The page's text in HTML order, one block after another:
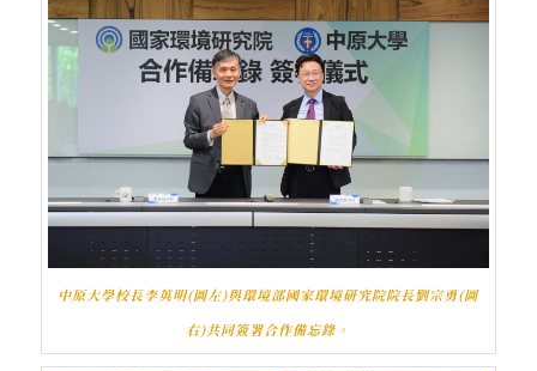
中原大學校長李英明(圖左)與環境部國家環境研究院院長劉宗勇(圖
右)共同簽署合作備忘錄。